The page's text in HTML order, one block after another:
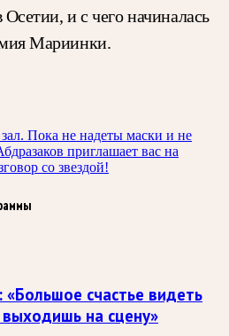
и с чего начиналась
Мариинки.
Пока не надеты маски и не
приглашает вас на
со звездой!
счастье видеть
на сцену»